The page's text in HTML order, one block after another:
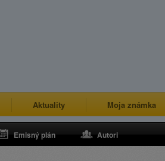
Aktuality Moja známka
Emisný plán Autori